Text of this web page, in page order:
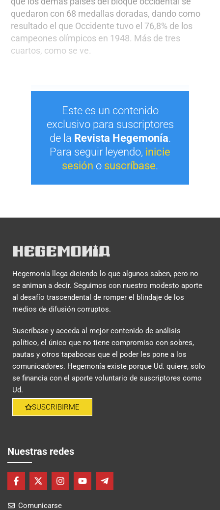
quedaron con 68 medallas doradas, dando como
resultado el que Occidente tuvo el 76,8% de los
campeones olímpicos en 1948. Más de tres
cuartos, como se ve.
Este es un contenido
exclusivo para suscriptores
de la Revista Hegemonía.
Para seguir leyendo, inicie
sesión o suscríbase.
Hegemonía llega diciendo lo que algunos saben, pero no
se animan a decir. Seguimos con nuestro modesto aporte
al desafío trascendental de romper el blindaje de los
medios de difusión corruptos.
Suscríbase y acceda al mejor contenido de análisis
político, el único que no tiene compromiso con sobres,
pautas y otros tapabocas que el poder les pone a los
comunicadores. Hegemonía existe porque Ud. quiere, solo
se financia con el aporte voluntario de suscriptores como
Ud.
SUSCRIBIRME
Nuestras redes
F
a
e
X
-
w
I
n
t
Y
o
T
e
Comunicarse